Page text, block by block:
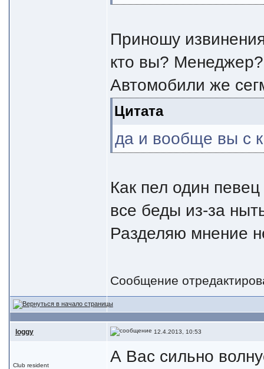
Приношу
кто вы?
Автомобили же
Цитата
да и вообще вы с
Как пел один
все беды из-за
Разделяю мнение
Сообщение
loggy 12.4.2013, 10:53
Club resident
А Вас сильно